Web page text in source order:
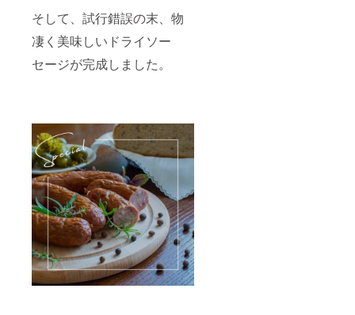
そして、試行錯誤の末、物
凄く美味しいドライソー
セージが完成しました。